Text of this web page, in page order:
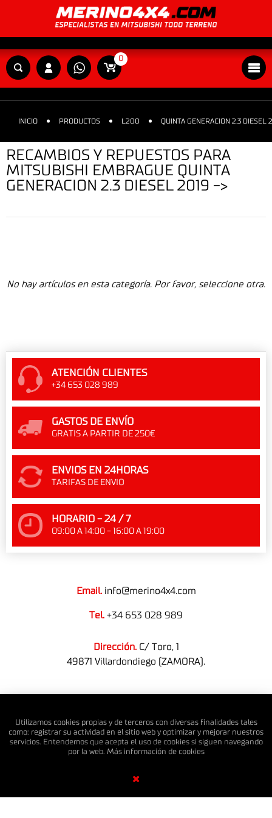
0
INICIO PRODUCTOS L200 QUINTA GENERACION 2.3 DIESEL
RECAMBIOS Y REPUESTOS PARA
MITSUBISHI EMBRAGUE QUINTA
GENERACION 2.3 DIESEL 2019 ->
No hay artículos en esta categoría. Por favor, seleccione otra.
ATENCIÓN CLIENTES
+34 653 028 989
GASTOS DE ENVÍO
GRATIS A PARTIR DE 250€
ENVIOS EN 24HORAS
TARIFAS DE ENVIO
HORARIO - 24 / 7
09:00 A 14:00 - 16:00 A 19:00
Email. info@merino4x4.com
Tel. +34 653 028 989
Dirección.C/ Toro, 1
49871 Villardondiego (ZAMORA).
© MERINO 4X4 S.L. Todos los derechos reservados.
Diseño Web SGM
Utilizamos cookies propias y de terceros con diversas finalidades tales
como: registrar su actividad en el sitio web y optimizar y mejorar nuestros
servicios. Entendemos que acepta el uso de cookies si siguen navegando
por la web. Más información de cookies